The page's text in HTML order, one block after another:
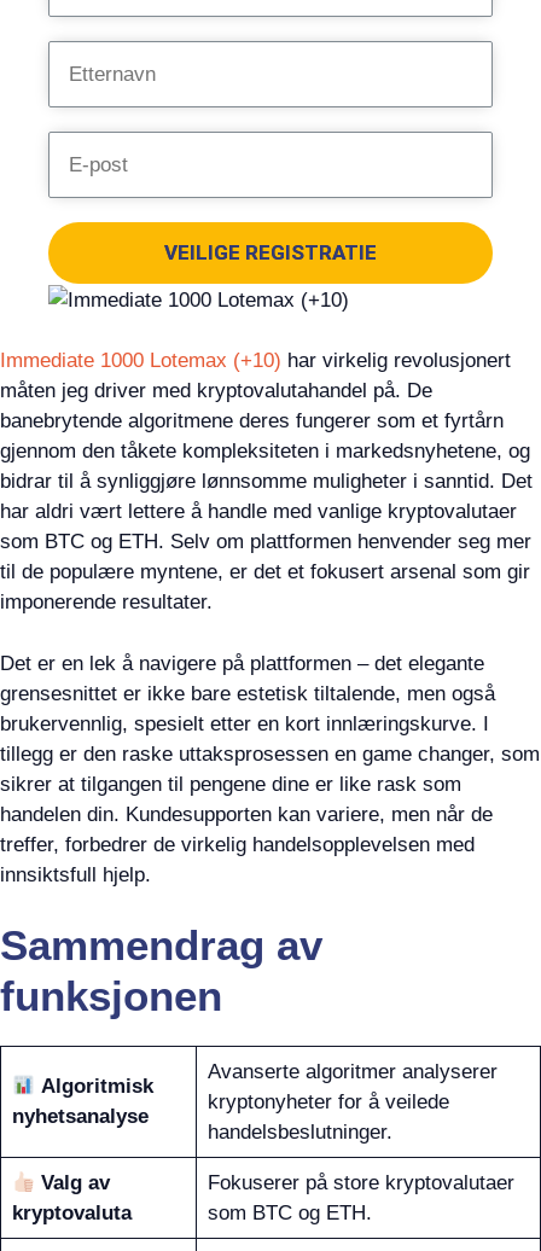
VEILIGE REGISTRATIE
Immediate 1000 Lotemax (+10) har virkelig revolusjonert
måten jeg driver med kryptovalutahandel på. De
banebrytende algoritmene deres fungerer som et fyrtårn
gjennom den tåkete kompleksiteten i markedsnyhetene, og
bidrar til å synliggjøre lønnsomme muligheter i sanntid. Det
har aldri vært lettere å handle med vanlige kryptovalutaer
som BTC og ETH. Selv om plattformen henvender seg mer
til de populære myntene, er det et fokusert arsenal som gir
imponerende resultater.
Det er en lek å navigere på plattformen – det elegante
grensesnittet er ikke bare estetisk tiltalende, men også
brukervennlig, spesielt etter en kort innlæringskurve. I
tillegg er den raske uttaksprosessen en game changer, som
sikrer at tilgangen til pengene dine er like rask som
handelen din. Kundesupporten kan variere, men når de
treffer, forbedrer de virkelig handelsopplevelsen med
innsiktsfull hjelp.
Sammendrag av
funksjonen
Algoritmisk
nyhetsanalyse
Avanserte algoritmer analyserer
kryptonyheter for å veilede
handelsbeslutninger.
Valg av
kryptovaluta
Fokuserer på store kryptovalutaer
som BTC og ETH.